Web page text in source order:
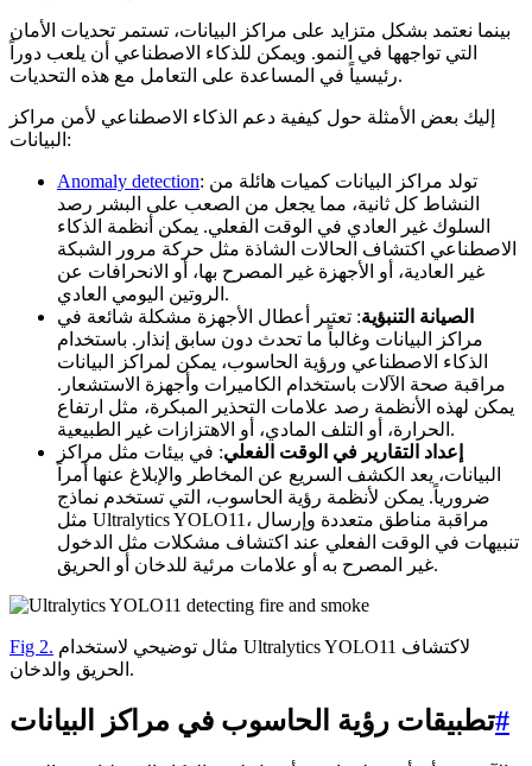
بينما نعتمد بشكل متزايد على مراكز البيانات، تستمر تحديات الأمان
التي تواجهها في النمو. ويمكن للذكاء الاصطناعي أن يلعب دوراً
رئيسياً في المساعدة على التعامل مع هذه التحديات.
إليك بعض الأمثلة حول كيفية دعم الذكاء الاصطناعي لأمن مراكز
البيانات:
Anomaly detection: تولد مراكز البيانات كميات هائلة من
النشاط كل ثانية، مما يجعل من الصعب على البشر رصد
السلوك غير العادي في الوقت الفعلي. يمكن أنظمة الذكاء
الاصطناعي اكتشاف الحالات الشاذة مثل حركة مرور الشبكة
غير العادية، أو الأجهزة غير المصرح بها، أو الانحرافات عن
الروتين اليومي العادي.
الصيانة التنبؤية: تعتبر أعطال الأجهزة مشكلة شائعة في
مراكز البيانات وغالباً ما تحدث دون سابق إنذار. باستخدام
الذكاء الاصطناعي ورؤية الحاسوب، يمكن لمراكز البيانات
مراقبة صحة الآلات باستخدام الكاميرات وأجهزة الاستشعار.
يمكن لهذه الأنظمة رصد علامات التحذير المبكرة، مثل ارتفاع
الحرارة، أو التلف المادي، أو الاهتزازات غير الطبيعية.
إعداد التقارير في الوقت الفعلي: في بيئات مثل مراكز
البيانات، يعد الكشف السريع عن المخاطر والإبلاغ عنها أمراً
ضرورياً. يمكن لأنظمة رؤية الحاسوب، التي تستخدم نماذج
مثل Ultralytics YOLO11، مراقبة مناطق متعددة وإرسال
تنبيهات في الوقت الفعلي عند اكتشاف مشكلات مثل الدخول
غير المصرح به أو علامات مرئية للدخان أو الحريق.
Fig 2.
الحريق والدخان.
تطبيقات رؤية الحاسوب في مراكز البيانات#